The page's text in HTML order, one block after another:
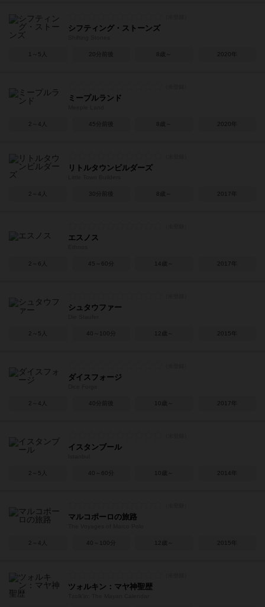
シフティング・ストーンズ
1～5人 20分前後 8歳～ 2020年
ミープルランド
2～4人 45分前後 8歳～ 2020年
リトルタウンビルダーズ
2～4人 30分前後 8歳～ 2017年
エスノス
2～6人 45～60分 14歳～ 2017年
シュタウファー
2～5人 40～100分 12歳～ 2015年
ダイスフォージ
2～4人 40分前後 10歳～ 2017年
イスタンブール
2～5人 40～60分 10歳～ 2014年
マルコポーロの旅路
2～4人 40～100分 12歳～ 2015年
ツォルキン：マヤ神聖歴